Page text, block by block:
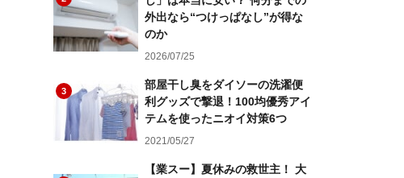
外出なら“つけっぱなし”が得な
のか
2026/07/25
3
部屋干し臭をダイソーの洗濯便
利グッズで撃退！100均優秀アイ
テムを使ったニオイ対策6つ
2021/05/27
【業スー】夏休みの救世主！ 大